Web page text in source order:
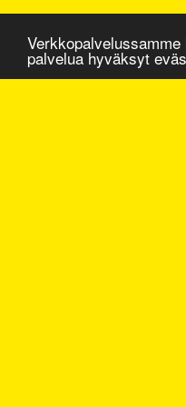
palvelua hyväksyt